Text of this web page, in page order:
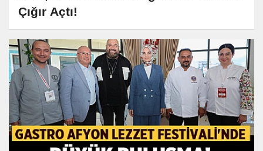
Çığır Açtı!